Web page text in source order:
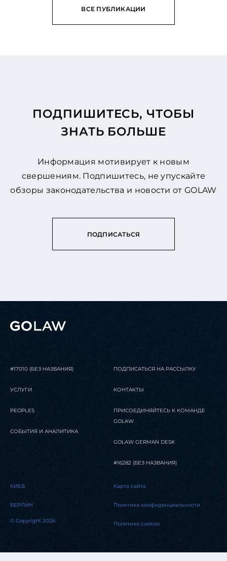
ВСЕ ПУБЛИКАЦИИ
ПОДПИШИТЕСЬ, ЧТОБЫ
ЗНАТЬ БОЛЬШЕ
Информация мотивирует к новым
свершениям. Подпишитесь, не упускайте
обзоры законодательства и новости от GOLAW
ПОДПИСАТЬСЯ
#17010 (БЕЗ НАЗВАНИЯ)
УСЛУГИ
PEOPLES
СОБЫТИЯ И АНАЛИТИКА
ПОДПИСАТЬСЯ НА РАССЫЛКУ
КОНТАКТЫ
ПРИСОЕДИНЯЙТЕСЬ К КОМАНДЕ
GOLAW
GOLAW GERMAN DESK
#16282 (БЕЗ НАЗВАНИЯ)
КИЕВ
БЕРЛИН
© Copyright 2026
Карта сайта
Политика конфиденциальности
Политика cookies